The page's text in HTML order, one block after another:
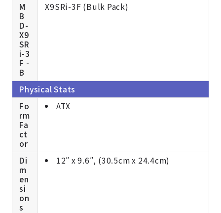
M
B
D-
X9
SR
i-3
F -
B
X9SRi-3F (Bulk Pack)
Physical Stats
Fo
rm
Fa
ct
or
ATX
Di
m
en
si
on
s
12″ x 9.6″, (30.5cm x 24.4cm)